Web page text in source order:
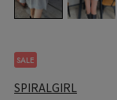
SALE
SPIRALGIRL